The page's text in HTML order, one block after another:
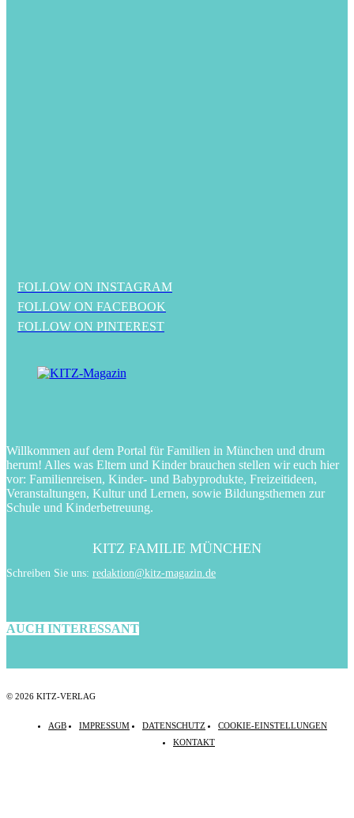
FOLLOW ON INSTAGRAM
FOLLOW ON FACEBOOK
FOLLOW ON PINTEREST
Willkommen auf dem Portal für Familien in München und drum
herum! Alles was Eltern und Kinder brauchen stellen wir euch hier
vor: Familienreisen, Kinder- und Babyprodukte, Freizeitideen,
Veranstaltungen, Kultur und Lernen, sowie Bildungsthemen zur
Schule und Kinderbetreuung.
KITZ FAMILIE MÜNCHEN
Schreiben Sie uns: redaktion@kitz-magazin.de
AUCH INTERESSANT
© 2026 KITZ-VERLAG
AGB IMPRESSUM DATENSCHUTZ
COOKIE-EINSTELLUNGEN
KONTAKT